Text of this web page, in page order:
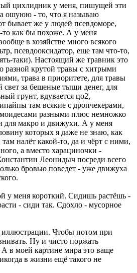
цихлидник у меня, пишущей эти
ошуюю - то, что я называю
бывает же у людей псевдоморе,
то как бы похоже. А у меня
в хозяйстве много всякого
псевдооксидатор, еще там что-то,
таки). Настоящий же травник это
разной крутой травы с хитрыми
трава в приоритете, для травы
за бешеные тыщи денег, для
грунт, вдувается цо2,
там всякие с дропчекерами,
разными плюс немножко
для макро и движухи. А у меня
которых я даже не знаю, как
там налёт какой-то, да и чёрт с ними,
а вместо харациночки -
Леонидыч посреди всего
бровью поведет - уже движуха
у меня короткий. Сидишь растёшь -
- сиди так. Сдохло - мусорное
Чтобы потом при
Ну и чисто поржать
в моей картине мира это ваще
в жизни ещё такого не